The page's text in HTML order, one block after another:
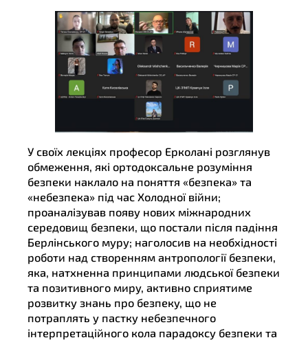
У своїх лекціях професор Ерколані розглянув
обмеження, які ортодоксальне розуміння
безпеки наклало на поняття «безпека» та
«небезпека» під час Холодної війни;
проаналізував появу нових міжнародних
середовищ безпеки, що постали після падіння
Берлінського муру; наголосив на необхідності
роботи над створенням антропології безпеки,
яка, натхненна принципами людської безпеки
та позитивного миру, активно сприятиме
розвитку знань про безпеку, що не
потраплять у пастку небезпечного
інтерпретаційного кола парадоксу безпеки та